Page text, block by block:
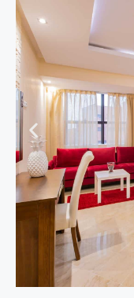
P
r
e
v
i
l